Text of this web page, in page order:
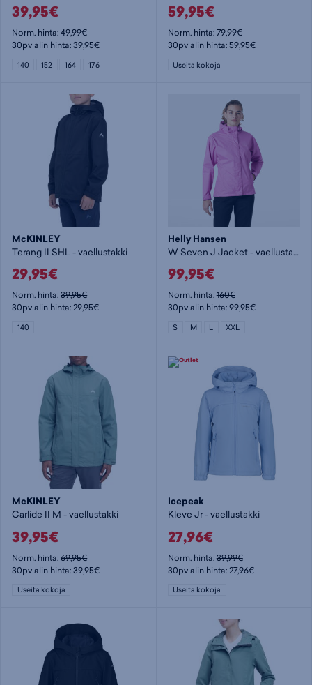
39,95€
Norm. hinta:49,99€
30pv alin hinta: 39,95€
140 152 164 176
59,95€
Norm. hinta:79,99€
30pv alin hinta: 59,95€
Useita kokoja
McKINLEY
Terang II SHL - vaellustakki
29,95€
Norm. hinta:39,95€
30pv alin hinta: 29,95€
140
Helly Hansen
W Seven J Jacket - vaellustakki
99,95€
Norm. hinta:160€
30pv alin hinta: 99,95€
S M L XXL
McKINLEY
Carlide II M - vaellustakki
39,95€
Norm. hinta:69,95€
30pv alin hinta: 39,95€
Useita kokoja
Icepeak
Kleve Jr - vaellustakki
27,96€
Norm. hinta:39,99€
30pv alin hinta: 27,96€
Useita kokoja